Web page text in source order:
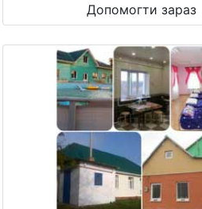
Допомогти зараз